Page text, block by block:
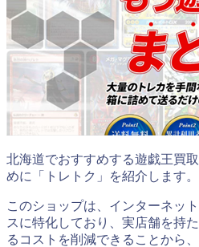
北海道でおすすめする遊戯王買
めに「トレトク」を紹介します。
このショップは、インターネッ
スに特化しており、実店舗を持
るコストを削減できることから